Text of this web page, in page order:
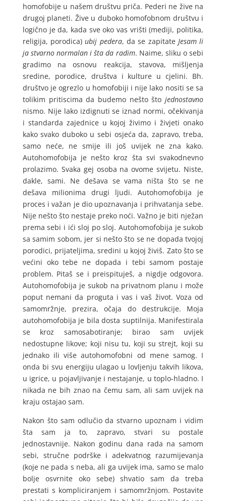
homofobije u našem društvu priča. Pederi ne žive na
drugoj planeti. Žive u duboko homofobnom društvu i
logično je da, kada sve oko vas vrišti (mediji, politika,
religija, porodica)ubij pedera, da se zapitate Jesam li
ja stvarno normalan i šta da radim. Naime, sliku o sebi
gradimo na osnovu reakcija, stavova, mišljenja
sredine, porodice, društva i kulture u cjelini. Bh.
društvo je ogrezlo u homofobiji i nije lako nositi se sa
tolikim pritiscima da budemo nešto štojednostavno
nismo. Nije lako izdignuti se iznad normi, očekivanja
i standarda zajednice u kojoj živimo i živjeti onako
kako svako duboko u sebi osjeća da, zapravo, treba,
samo neće, ne smije ili još uvijek ne zna kako.
Autohomofobija je nešto kroz šta svi svakodnevno
prolazimo. Svaka gej osoba na ovome svijetu. Niste,
dakle, sami. Ne dešava se vama ništa što se ne
dešava milionima drugi ljudi. Autohomofobija je
proces i važan je dio upoznavanja i prihvatanja sebe.
Nije nešto što nestaje preko noći. Važno je biti nježan
prema sebi i ići sloj po sloj. Autohomofobija je sukob
sa samim sobom, jer si nešto što se ne dopada tvojoj
porodici, prijateljima, sredini u kojoj živiš. Zato što se
većini oko tebe ne dopada i tebi samom postaje
problem. Pitaš se i preispituješ, a nigdje odgovora.
Autohomofobija je sukob na privatnom planu i može
poput nemani da proguta i vas i vaš život. Voza od
samomržnje, prezira, očaja do destrukcije. Moja
autohomofobija je bila dosta suptilnija. Manifestirala
se kroz samosabotiranje; birao sam uvijek
nedostupne likove; koji nisu tu, koji su strejt, koji su
jednako ili više autohomofobni od mene samog. I
onda bi svu energiju ulagao u lovljenju takvih likova,
u igrice, u pojavljivanje i nestajanje, u toplo-hladno. I
nikada ne bih znao na čemu sam, ali sam uvijek na
kraju ostajao sam.
Nakon što sam odlučio da stvarno upoznam i vidim
šta sam ja to, zapravo, stvari su postale
jednostavnije. Nakon godinu dana rada na samom
sebi, stručne podrške i adekvatnog razumijevanja
(koje ne pada s neba, ali ga uvijek ima, samo se malo
bolje osvrnite oko sebe) shvatio sam da treba
prestati s kompliciranjem i samomržnjom. Postavite